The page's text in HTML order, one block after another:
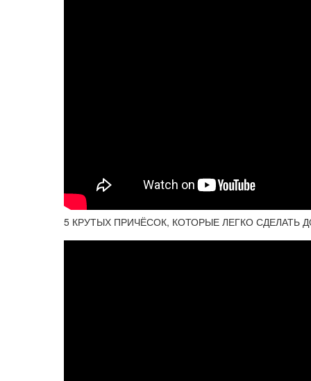
5 КРУТЫХ ПРИЧЁСОК, КОТОРЫЕ ЛЕГКО СДЕЛАТЬ